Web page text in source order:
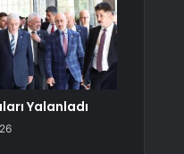
Yalanladı